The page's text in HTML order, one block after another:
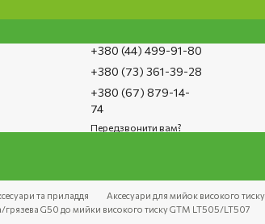
+380 (44) 499-91-80
+380 (73) 361-39-28
+380 (67) 879-14-
74
Передзвонити вам?
та приладдя
Аксесуари для мийок високого тиску
G50 до мийки високого тиску GTM LT505/LT507